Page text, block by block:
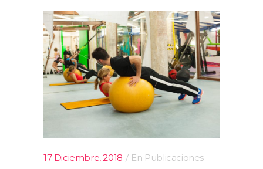
17 Diciembre, 2018 En Publicaciones